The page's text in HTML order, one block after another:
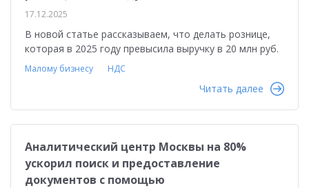
17.12.2025
В новой статье рассказываем, что делать рознице,
которая в 2025 году превысила выручку в 20 млн руб.
Малому бизнесу НДС
Читать далее
Аналитический центр Москвы на 80%
ускорил поиск и предоставление
документов с помощью